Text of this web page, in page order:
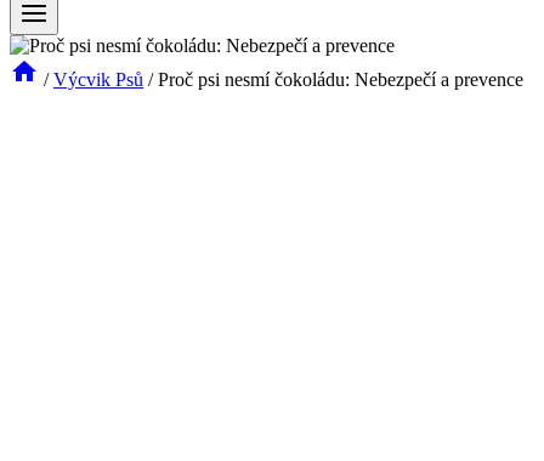
/ Výcvik Psů / Proč psi nesmí čokoládu: Nebezpečí a prevence